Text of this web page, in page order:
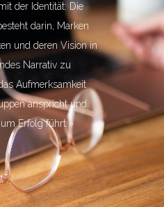
der Identität: Die
darin, Marken
und deren Vision in
Narrativ zu
Aufmerksamkeit
anspricht und
Erfolg führt.»